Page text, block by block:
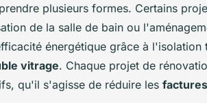
plusieurs formes. Certains
de la salle de bain ou
énergétique grâce à l'isolation
vitrage. Chaque projet de
qu'il s'agisse de réduire les